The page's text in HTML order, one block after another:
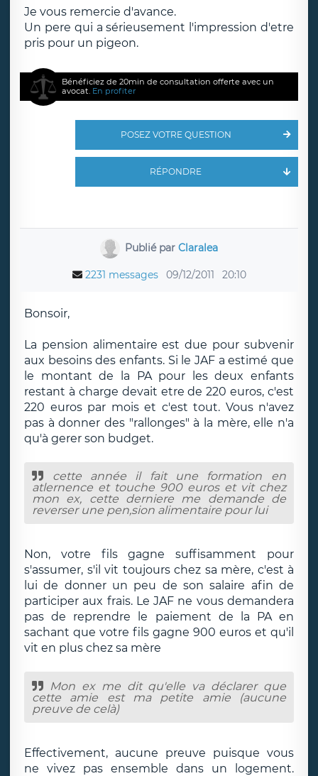
Je vous remercie d'avance.
Un pere qui a sérieusement l'impression d'etre
pris pour un pigeon.
Bénéficiez de 20min de consultation offerte avec un
avocat. En profiter
POSEZ VOTRE QUESTION
RÉPONDRE
Publié parClaralea
2231 messages 09/12/2011 20:10
Bonsoir,
La pension alimentaire est due pour subvenir
aux besoins des enfants. Si le JAF a estimé que
le montant de la PA pour les deux enfants
restant à charge devait etre de 220 euros, c'est
220 euros par mois et c'est tout. Vous n'avez
pas à donner des "rallonges" à la mère, elle n'a
qu'à gerer son budget.
cette année il fait une formation en
atlernence et touche 900 euros et vit chez
mon ex, cette derniere me demande de
reverser une pen,sion alimentaire pour lui
Non, votre fils gagne suffisamment pour
s'assumer, s'il vit toujours chez sa mère, c'est à
lui de donner un peu de son salaire afin de
participer aux frais. Le JAF ne vous demandera
pas de reprendre le paiement de la PA en
sachant que votre fils gagne 900 euros et qu'il
vit en plus chez sa mère
Mon ex me dit qu'elle va déclarer que
cette amie est ma petite amie (aucune
preuve de celà)
Effectivement, aucune preuve puisque vous
ne vivez pas ensemble dans un logement.